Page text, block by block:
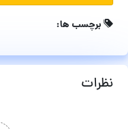
برچسب ها:
نظرات